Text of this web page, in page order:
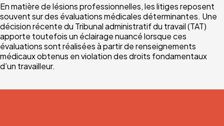
En matière de lésions professionnelles, les litiges reposent
souvent sur des évaluations médicales déterminantes. Une
décision récente du Tribunal administratif du travail (TAT)
apporte toutefois un éclairage nuancé lorsque ces
évaluations sont réalisées à partir de renseignements
médicaux obtenus en violation des droits fondamentaux
d’un travailleur.